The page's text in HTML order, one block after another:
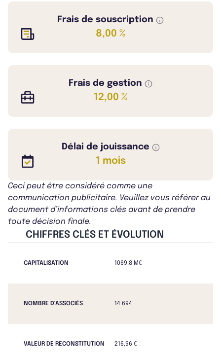
Frais de souscription
8,00 %
Frais de gestion
12,00 %
Délai de jouissance
1 mois
Ceci peut être considéré comme une
communication publicitaire. Veuillez vous référer au
document d’informations clés avant de prendre
toute décision finale.
CHIFFRES CLÉS ET ÉVOLUTION
CAPITALISATION 1069.8 M€
NOMBRE D'ASSOCIÉS 14 694
VALEUR DE RECONSTITUTION 216,96 €